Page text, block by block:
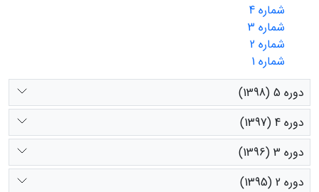
شماره 4
شماره 3
شماره 2
شماره 1
دوره 5 (1398)
دوره 4 (1397)
دوره 3 (1396)
دوره 2 (1395)